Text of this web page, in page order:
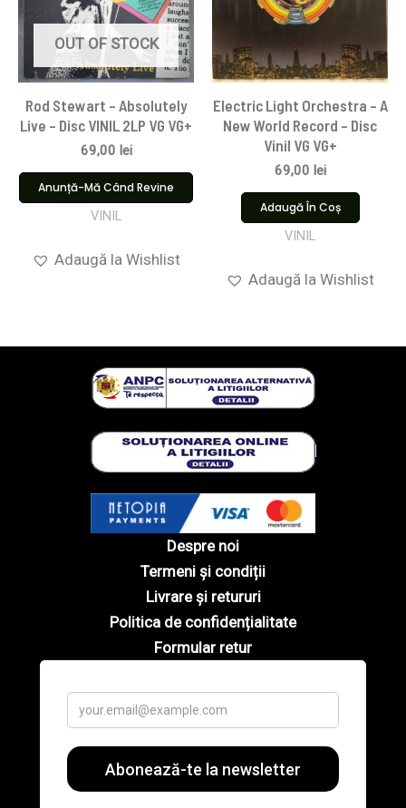
OUT OF STOCK
Rod Stewart – Absolutely
Live – Disc VINIL 2LP VG VG+
69,00 lei
Anunță-Mă Când Revine
VINIL
Adaugă la Wishlist
Electric Light Orchestra – A
New World Record – Disc
Vinil VG VG+
69,00 lei
Adaugă În Coș
VINIL
Adaugă la Wishlist
Despre noi
Termeni și condiții
Livrare și retururi
Politica de confidențialitate
Formular retur